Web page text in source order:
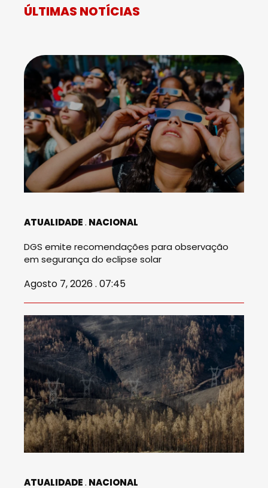
ÚLTIMAS NOTÍCIAS
ATUALIDADE NACIONAL
DGS emite recomendações para observação
em segurança do eclipse solar
Agosto 7, 2026 . 07:45
ATUALIDADE NACIONAL